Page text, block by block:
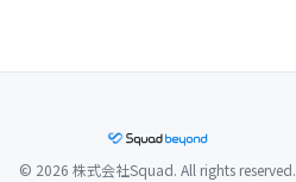
© 2026 株式会社Squad. All rights reserved.